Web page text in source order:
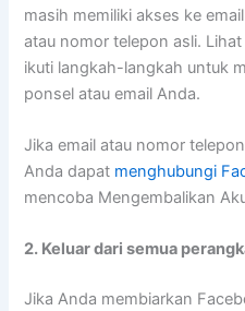
masih memiliki akses ke
atau nomor telepon asli.
ikuti langkah-langkah untuk
ponsel atau email Anda.
Jika email atau nomor
Anda dapat menghubungi
mencoba Mengembalikan
2. Keluar dari semua
Jika Anda membiarkan